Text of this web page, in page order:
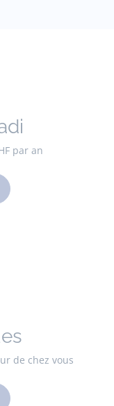
par an
de chez vous